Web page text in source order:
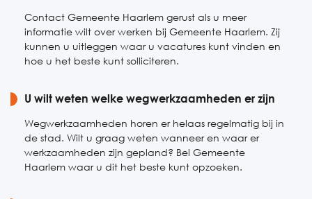
Contact Gemeente Haarlem gerust als u meer
informatie wilt over werken bij Gemeente Haarlem. Zij
kunnen u uitleggen waar u vacatures kunt vinden en
hoe u het beste kunt solliciteren.
U wilt weten welke wegwerkzaamheden er zijn
Wegwerkzaamheden horen er helaas regelmatig bij in
de stad. Wilt u graag weten wanneer en waar er
werkzaamheden zijn gepland? Bel Gemeente
Haarlem waar u dit het beste kunt opzoeken.